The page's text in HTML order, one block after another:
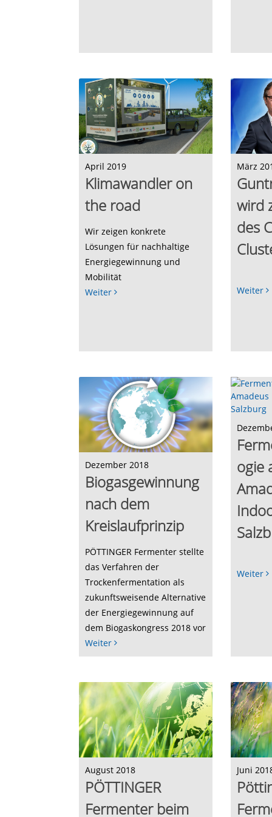
April 2019
Klimawandler on
the road
Wir zeigen konkrete
Lösungen für nachhaltige
Energiegewinnung und
Mobilität
Weiter
März
wird
des
Weiter
Dezember 2018
Biogasgewinnung
nach dem
Kreislaufprinzip
PÖTTINGER Fermenter stellte
das Verfahren der
Trockenfermentation als
zukunftsweisende Alternative
der Energiegewinnung auf
dem Biogaskongress 2018 vor
Weiter
ogie
Weiter
August 2018
PÖTTINGER
Fermenter beim
Juni